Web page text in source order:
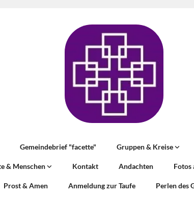
Gemeindebrief "facette" Gruppen & Kreise
& Menschen Kontakt Andachten Fotos
Prost & Amen Anmeldung zur Taufe Perlen des